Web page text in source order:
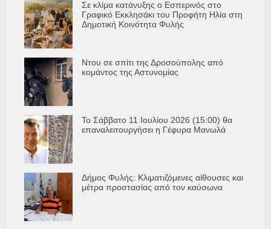
Σε κλίμα κατάνυξης ο Εσπερινός στο
Γραφικό Εκκλησάκι του Προφήτη Ηλία στη
Δημοτική Κοινότητα Φυλής
Ντου σε σπίτι της Δροσούπολης από
κομάντος της Αστυνομίας
Το Σάββατο 11 Ιουλίου 2026 (15:00) θα
επαναλειτουργήσει η Γέφυρα Μανωλά
Δήμος Φυλής: Κλιματιζόμενες αίθουσες και
μέτρα προστασίας από τον καύσωνα